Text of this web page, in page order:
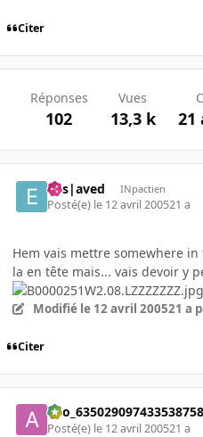
Citer
Réponses
102
Vues
13,3 k 21
Ens|aved INpactien
Posté(e) le 12 avril 200521 a
Hem vais mettre somewhere
la en tête mais... vais devoir y
Modifié le 12 avril 200521 a
Citer
ano_635029097433538758
Posté(e) le 12 avril 200521 a